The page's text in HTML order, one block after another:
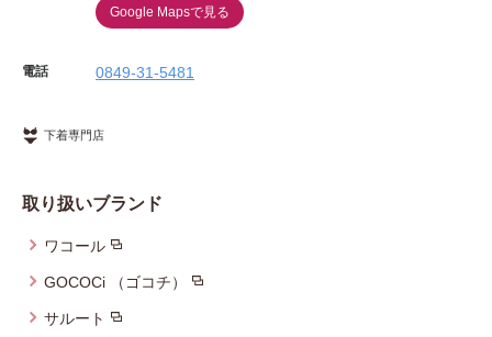
お知らせ
ワコールウェブストア
Google Mapsで見る
電話 0849-31-5481
下着専門店
取り扱いブランド
ワコール
GOCOCi （ゴコチ）
サルート